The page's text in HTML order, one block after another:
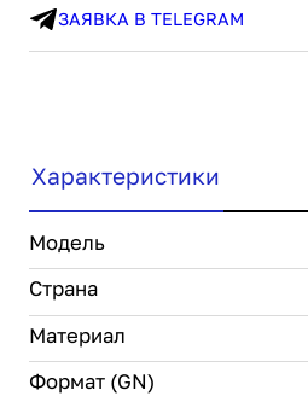
ЗАЯВКА В TELEGRAM
Характеристики
Модель
Страна
Материал
Формат (GN)